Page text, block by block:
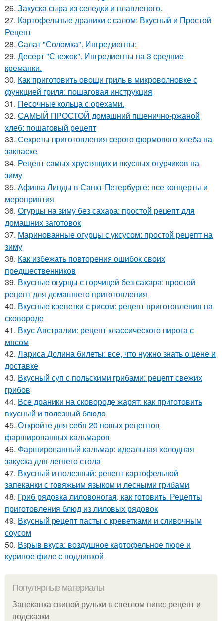
26. Закуска сыра из селедки и плавленого.
27. Картофельные драники с салом: Вкусный и Простой
Рецепт
28. Cалат "Соломка". Ингредиенты:
29. Десерт "Снежок". Ингредиенты на 3 средние
креманки.
30. Как приготовить овощи гриль в микроволновке с
функцией гриля: пошаговая инструкция
31. Песочные кольца с орехами.
32. САМЫЙ ПРОСТОЙ домашний пшенично-ржаной
хлеб: пошаговый рецепт
33. Секреты приготовления серого формового хлеба на
закваске
34. Рецепт самых хрустящих и вкусных огурчиков на
зиму
35. Афиша Линды в Санкт-Петербурге: все концерты и
мероприятия
36. Огурцы на зиму без сахара: простой рецепт для
домашних заготовок
37. Маринованные огурцы с уксусом: простой рецепт на
зиму
38. Как избежать повторения ошибок своих
предшественников
39. Вкусные огурцы с горчицей без сахара: простой
рецепт для домашнего приготовления
40. Вкусные креветки с рисом: рецепт приготовления на
сковороде
41. Вкус Австралии: рецепт классического пирога с
мясом
42. Лариса Долина билеты: все, что нужно знать о цене и
доставке
43. Вкусный суп с польскими грибами: рецепт свежих
грибов
44. Все драники на сковороде жарят: как приготовить
вкусный и полезный блюдо
45. Откройте для себя 20 новых рецептов
фаршированных кальмаров
46. Фаршированный кальмар: идеальная холодная
закуска для летнего стола
47. Вкусный и полезный: рецепт картофельной
запеканки с говяжьим языком и лесными грибами
48. Гриб рядовка лиловоногая, как готовить. Рецепты
приготовления блюд из лиловых рядовок
49. Вкусный рецепт пасты с креветками и сливочным
соусом
50. Взрыв вкуса: воздушное картофельное пюре и
куриное филе с подливкой
Популярные материалы
Запеканка свиной рульки в светлом пиве: рецепт и
подсказки